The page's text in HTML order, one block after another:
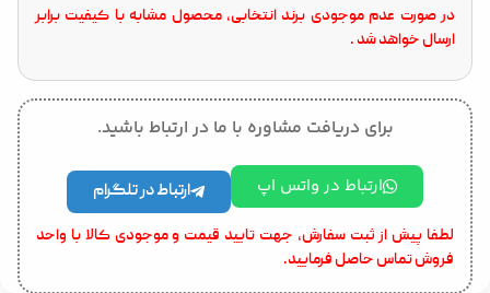
در صورت عدم موجودی برند انتخابی، محصول مشابه با کیفیت برابر
ارسال خواهد شد .
برای دریافت مشاوره با ما در ارتباط باشید.
ارتباط در واتس اپ ارتباط در تلگرام
لطفا پیش از ثبت سفارش، جهت تایید قیمت و موجودی کالا با واحد
فروش تماس حاصل فرمایید.